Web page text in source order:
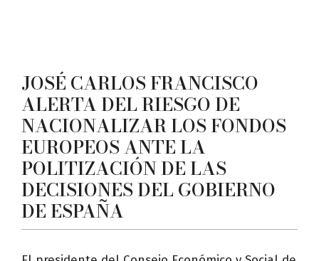
JOSÉ CARLOS FRANCISCO
ALERTA DEL RIESGO DE
NACIONALIZAR LOS FONDOS
EUROPEOS ANTE LA
POLITIZACIÓN DE LAS
DECISIONES DEL GOBIERNO
DE ESPAÑA